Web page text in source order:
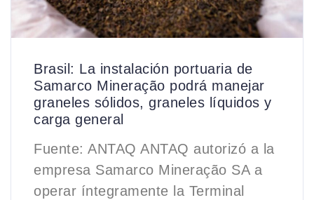
Brasil: La instalación portuaria de
Samarco Mineração podrá manejar
graneles sólidos, graneles líquidos y
carga general
Fuente: ANTAQ ANTAQ autorizó a la
empresa Samarco Mineração SA a
operar íntegramente la Terminal